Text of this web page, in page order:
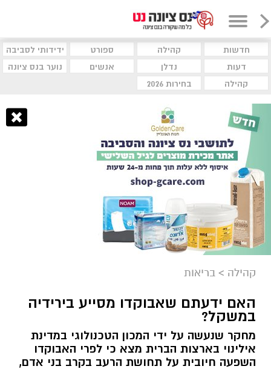
חדשות קהילה ספורט
ידידותי לסביבה
דעות
נדלן אנשים
נוער בנס ציונה
קהילה
בחירות 2026
קהילה > בריאות
האם ידעתם שאבוקדו מסייע בירידיה
במשקל?
מחקר שנעשה על ידי המכון הטכנולוגי במדינת
אילינוי בארצות הברית מצא כי לפרי האבוקדו
השפעה חיובית על תחושת הרעב בקרב בני אדם,